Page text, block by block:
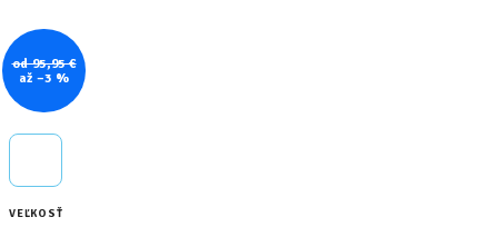
VEĽKOSŤ
od 95,95 €
až –3 %